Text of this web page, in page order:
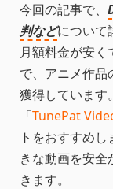
今回の記事で、
判などについて
月額料金が安
で、アニメ作品
獲得しています
「TunePat
トをおすすめ
きな動画を安
きます。